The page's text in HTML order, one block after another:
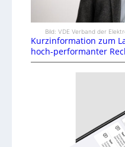
Bild: VDE Verband der
Kurzinformation zum
hoch-performanter